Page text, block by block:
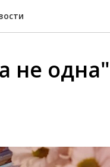
не